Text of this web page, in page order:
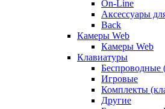
On-Line
Аксессуары
Back
Камеры Web
Камеры Web
Клавиатуры
Беспроводные
Игровые
Комплекты
Другие